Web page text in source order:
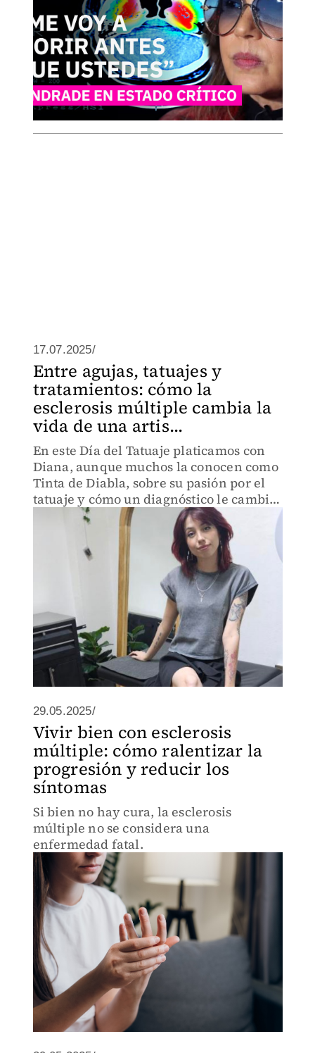
17.07.2025/
Entre agujas, tatuajes y
tratamientos: cómo la
esclerosis múltiple cambia la
vida de una artis...
En este Día del Tatuaje platicamos con
Diana, aunque muchos la conocen como
Tinta de Diabla, sobre su pasión por el
tatuaje y cómo un diagnóstico le cambió
29.05.2025/
Vivir bien con esclerosis
múltiple: cómo ralentizar la
progresión y reducir los
síntomas
Si bien no hay cura, la esclerosis
múltiple no se considera una
enfermedad fatal.